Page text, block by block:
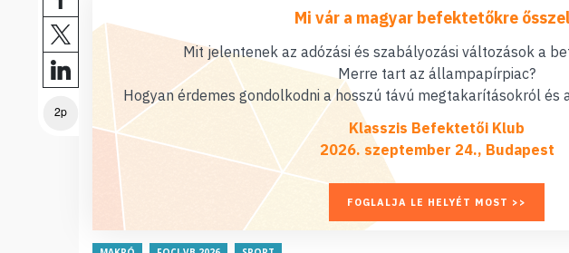
2p
Mi vár a magyar befektetőkre
Mit jelentenek az adózási és szabályozási változások a
Merre tart az állampapírpiac?
Hogyan érdemes gondolkodni a hosszú távú megtakarításokról
Klasszis Befektetői Klub
2026. szeptember 24., Budapest
FOGLALJA LE HELYÉT MOST >>